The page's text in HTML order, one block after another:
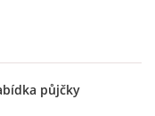
půjčky